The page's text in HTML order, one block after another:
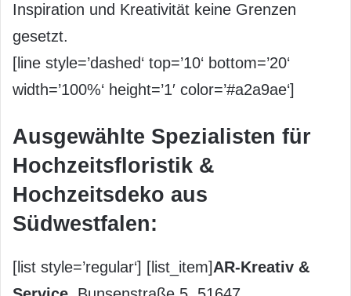
Inspiration und Kreativität keine Grenzen
gesetzt.
[line style=’dashed‘ top=’10‘ bottom=’20‘
width=’100%‘ height=’1′ color=’#a2a9ae‘]
Ausgewählte Spezialisten für
Hochzeitsfloristik &
Hochzeitsdeko aus
Südwestfalen:
[list style=’regular‘] [list_item]AR-Kreativ &